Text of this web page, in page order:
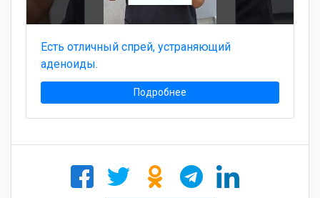
Есть отличный спрей, устраняющий
аденоиды.
Подробнее